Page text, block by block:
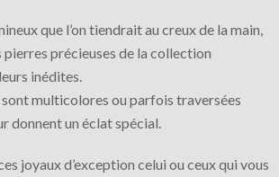
que l’on tiendrait au creux de la main,
pierres précieuses de la collection
inédites.
sont multicolores ou parfois traversées
donnent un éclat spécial.
joyaux d’exception celui ou ceux qui vous